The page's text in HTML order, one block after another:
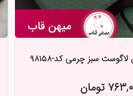
سبز چرمی کد-۹۸۱۵۸
تومان